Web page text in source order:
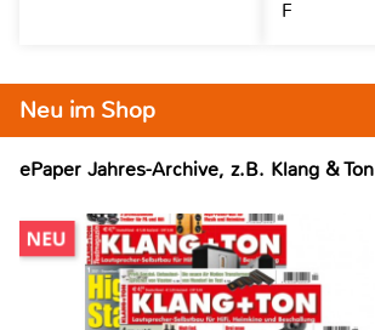
Neu im Shop
ePaper Jahres-Archive, z.B. Klang & Ton
F